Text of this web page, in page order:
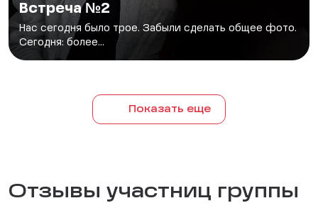
Встреча №2
Нас сегодня было трое. Забыли сделать общее фото.
Сегодня: более...
Показать еще
Отзывы участниц группы